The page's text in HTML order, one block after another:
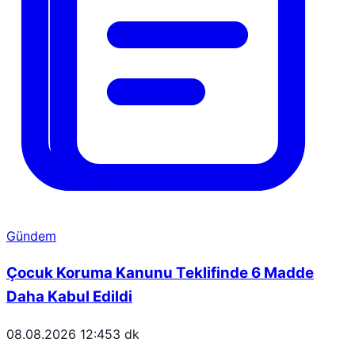
Gündem
Çocuk Koruma Kanunu Teklifinde 6 Madde
Daha Kabul Edildi
08.08.2026 12:453 dk